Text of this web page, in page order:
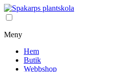
Meny
Hem
Butik
Webbshop